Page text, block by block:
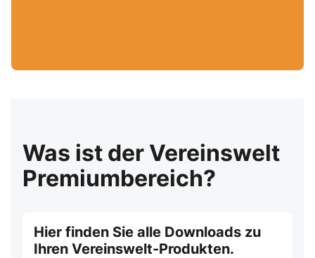
Was ist der Vereinswelt
Premiumbereich?
Hier finden Sie alle Downloads zu
Ihren Vereinswelt-Produkten.